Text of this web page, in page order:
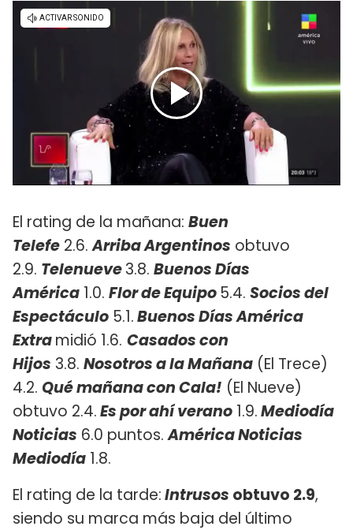
El rating de la mañana: Buen
Telefe 2.6.Arriba Argentinos obtuvo
2.9. Telenueve3.8. Buenos Días
América 1.0. Flor de Equipo5.4. Socios del
Espectáculo 5.1.Buenos Días América
Extramidió 1.6. Casados con
Hijos 3.8. Nosotros a la Mañana (El Trece)
4.2. Qué mañana con Cala! (El Nueve)
obtuvo 2.4.Es por ahí verano 1.9.Mediodía
Noticias 6.0 puntos.América Noticias
Mediodía 1.8.
El rating de la tarde:Intrusos obtuvo 2.9,
siendo su marca más baja del último